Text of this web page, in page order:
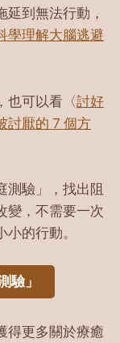
到無法行動，
學理解大腦逃避
也可以看〈討好
討厭的 7 個方
測驗」，找出阻
變，不需要一次
的行動。
驗」
得更多關於療癒